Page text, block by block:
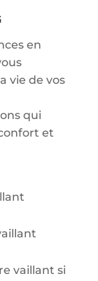
en
vie de vos
qui
et
vaillant si